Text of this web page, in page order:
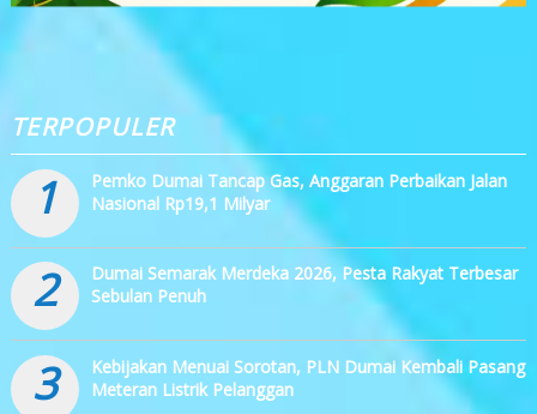
TERPOPULER
1
Pemko Dumai Tancap Gas, Anggaran Perbaikan Jalan
Nasional Rp19,1 Milyar
2
Dumai Semarak Merdeka 2026, Pesta Rakyat Terbesar
Sebulan Penuh
3
Kebijakan Menuai Sorotan, PLN Dumai Kembali Pasang
Meteran Listrik Pelanggan